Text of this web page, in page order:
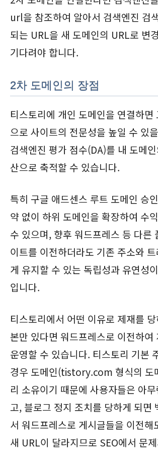
url을 참조하여 알아서 검색엔진 검
되는 URL을 새 도메인의 URL로 변
기다려야 합니다.
2차 도메인의 장점
티스토리에 개인 도메인을 연결하면
으로 사이트의 전문성을 높일 수 있
검색엔진 평가 점수(DA)를 내 도메
산으로 축적할 수 있습니다.
특히 구글 애드센스 루트 도메인 승
약 없이 하위 도메인을 확장하여 수
수 있으며, 향후 워드프레스 등 다른
이트를 이전하더라도 기존 주소와
게 유지할 수 있는 독립성과 유연성
입니다.
티스토리에서 어떤 이유로 제재를
본만 있다면 워드프레스로 이전하여
운영할 수 있습니다. 티스토리 기본
경우 도메인(tistory.com 형식의 도
리 소유이기 때문에 사용자들은 아
고, 블로그 정지 조치를 당하게 되면
서 워드프레스로 게시글들을 이전해
새 URL이 달라지므로 SEO에서 문